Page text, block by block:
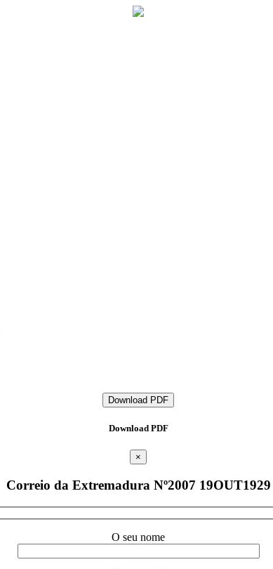
Download PDF
Download PDF
×
Correio da Extremadura Nº2007 19OUT1929
O seu nome